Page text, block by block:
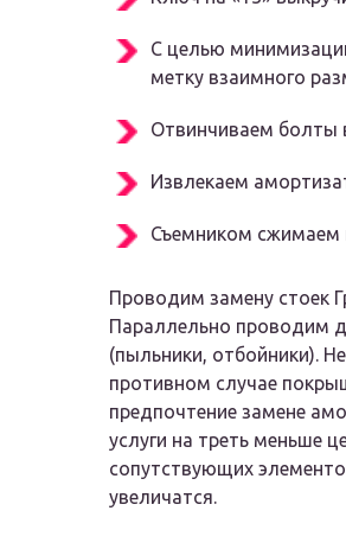
С целью
метку взаимного
Отвинчиваем болты
Извлекаем
Съемником сжимаем
Проводим замену стоек
Параллельно проводим
(пыльники, отбойники).
противном случае
предпочтение замене
услуги на треть меньше
сопутствующих
увеличатся.